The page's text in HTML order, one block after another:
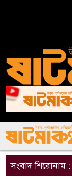
সংবাদ শিরোনাম ::